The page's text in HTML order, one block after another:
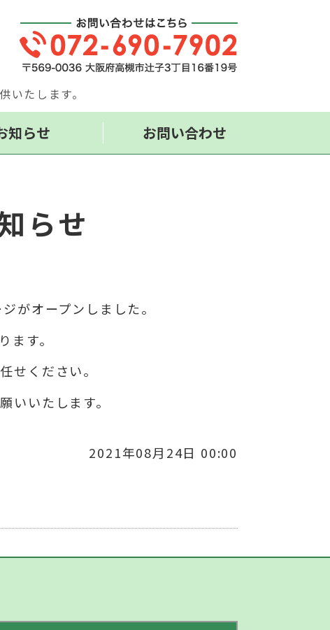
ら株式会社 清家工業｜高槻市
たします。
知らせ お問い合わせ
らせ
がオープンしました。
す。
せください。
いいたします。
2021年08月24日 00:00